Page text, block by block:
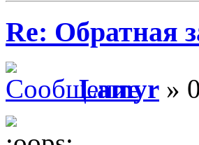
Re: Обратная
Lamyr »